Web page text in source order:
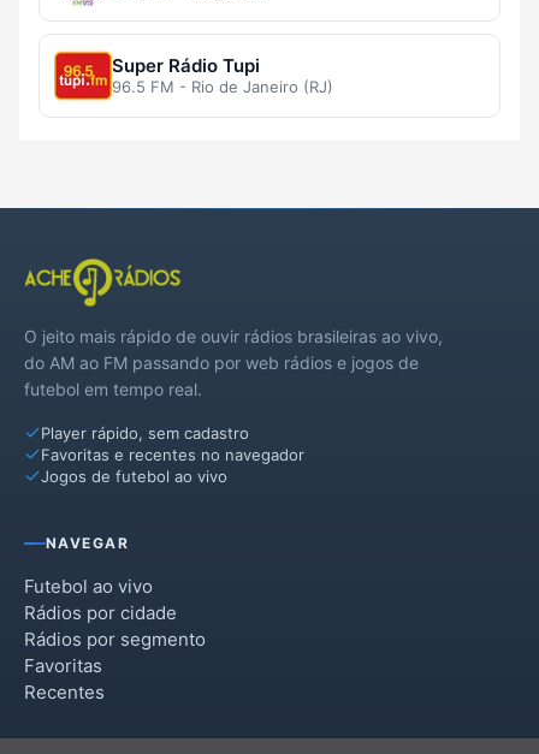
Super Rádio Tupi
96.5 FM - Rio de Janeiro (RJ)
O jeito mais rápido de ouvir rádios brasileiras ao vivo,
do AM ao FM passando por web rádios e jogos de
futebol em tempo real.
Player rápido, sem cadastro
Favoritas e recentes no navegador
Jogos de futebol ao vivo
NAVEGAR
Futebol ao vivo
Rádios por cidade
Rádios por segmento
Favoritas
Recentes